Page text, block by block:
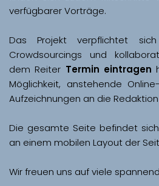
Das Projekt verpflichtet
Crowdsourcings und
dem Reiter Termin eintragen
Möglichkeit, anstehende
Aufzeichnungen an die
Die gesamte Seite befindet
Wir freuen uns auf viele